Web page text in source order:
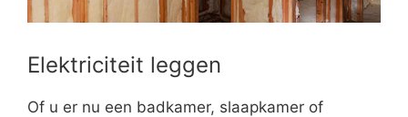
Elektriciteit leggen
Of u er nu een badkamer, slaapkamer of